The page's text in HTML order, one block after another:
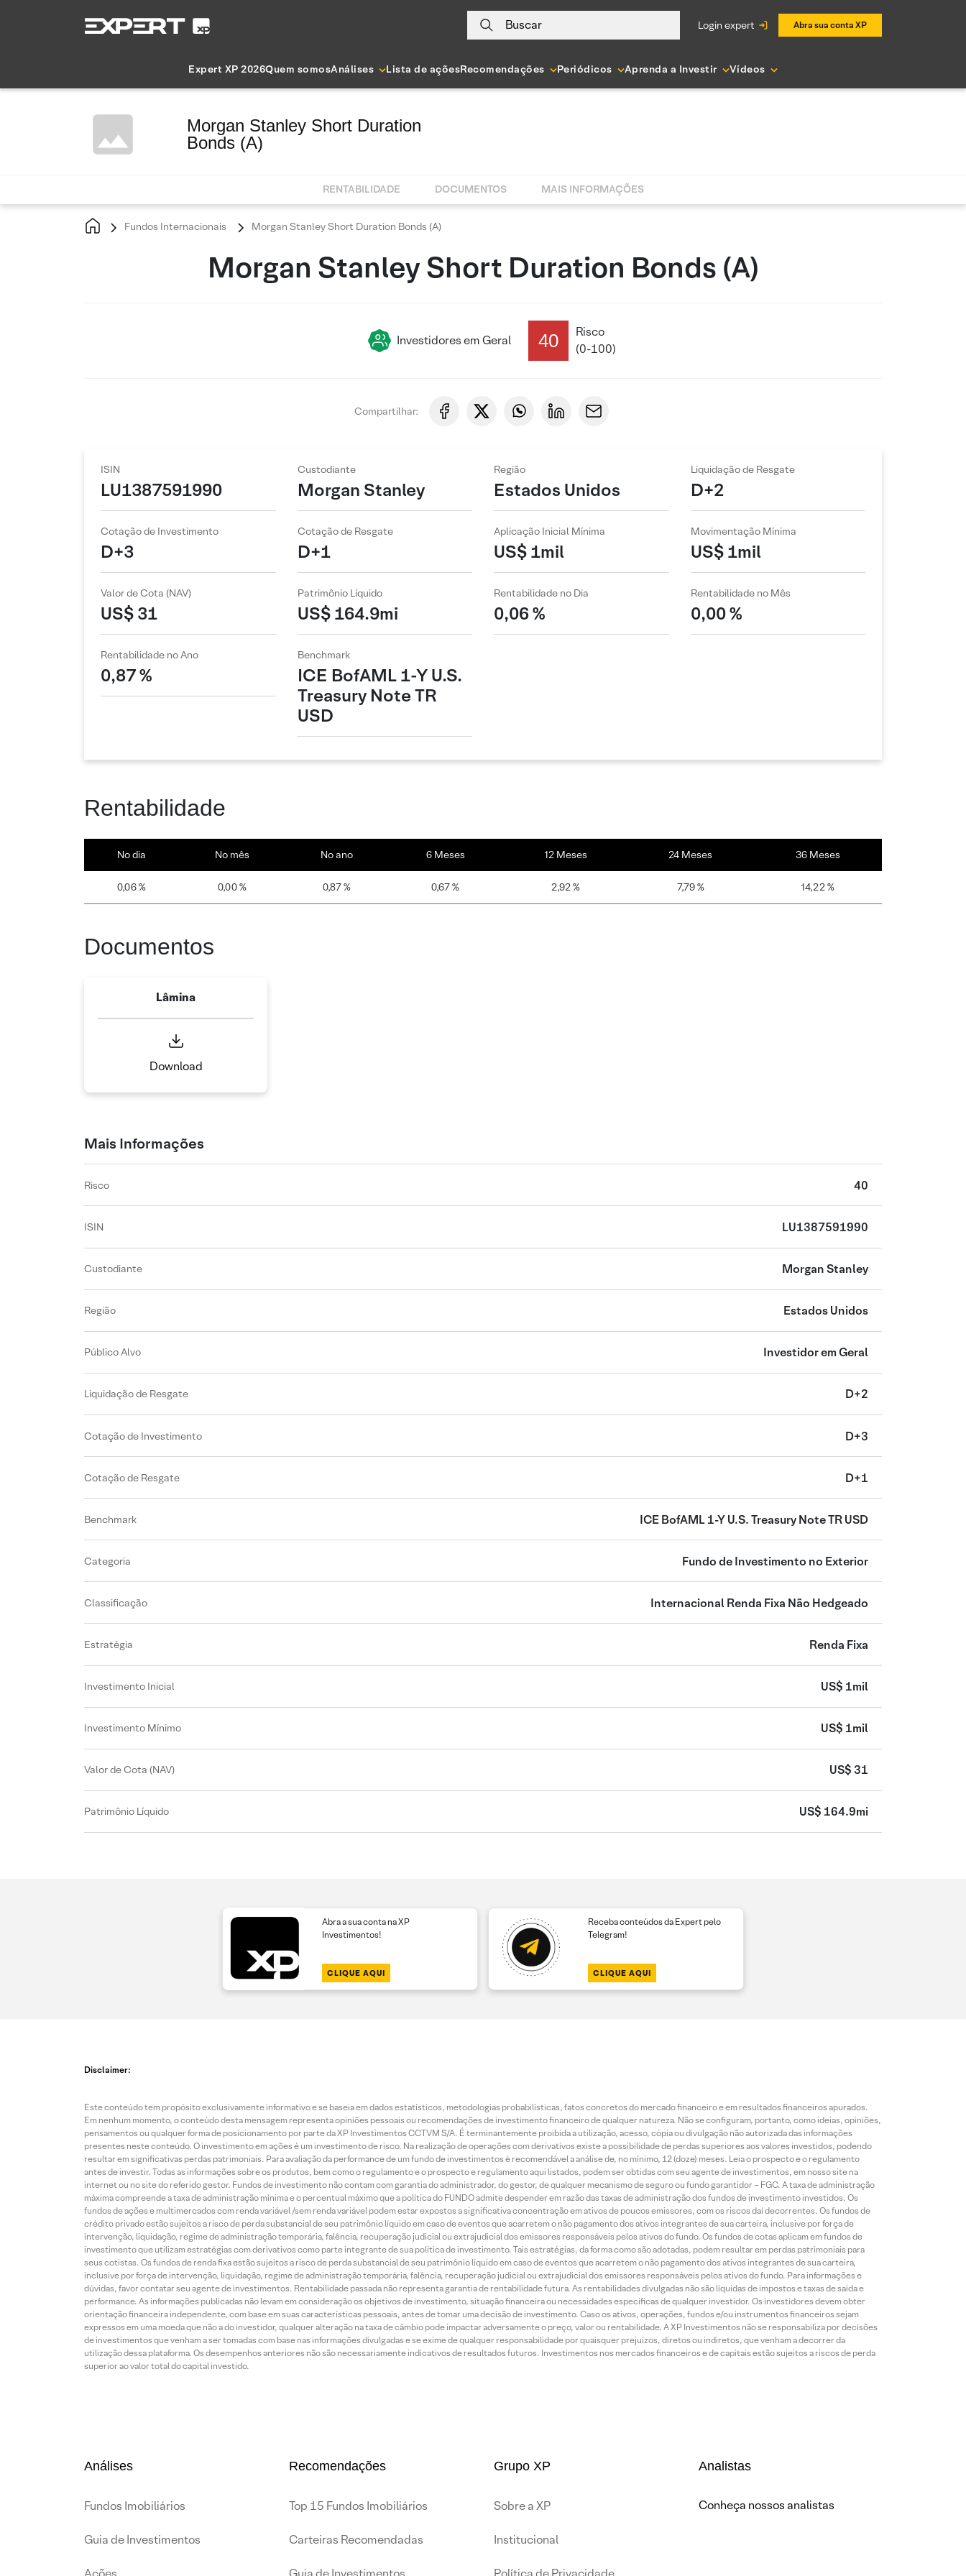
Buscar login expert Abra sua conta XP
Expert XP 2026Quem somosAnálises Lista de açõesRecomendações Periódicos Aprenda a Investir Vídeos
Morgan Stanley Short Duration
Bonds (A)
RENTABILIDADE DOCUMENTOS MAIS INFORMAÇÕES
Fundos Internacionais Morgan Stanley Short Duration Bonds (A)
Morgan Stanley Short Duration Bonds (A)
Investidores em Geral 40
Risco
(0-100)
Compartilhar:
ISIN
LU1387591990
Custodiante
Morgan Stanley
Região
Estados Unidos
Liquidação de Resgate
D+2
Cotação de Investimento
D+3
Cotação de Resgate
D+1
Aplicação Inicial Mínima
US$ 1mil
Movimentação Mínima
US$ 1mil
Valor de Cota (NAV)
US$ 31
Patrimônio Líquido
US$ 164.9mi
Rentabilidade no Dia
0,06 %
Rentabilidade no Mês
0,00 %
Rentabilidade no Ano
0,87 %
Benchmark
ICE BofAML 1-Y U.S.
Treasury Note TR
USD
Rentabilidade
No dia No mês No ano 6 Meses 12 Meses 24 Meses 36 Meses
0,06 % 0,00 % 0,87 % 0,67 % 2,92 % 7,79 % 14,22 %
Documentos
Lâmina
Download
Mais Informações
Risco 40
ISIN LU1387591990
Custodiante Morgan Stanley
Região Estados Unidos
Público Alvo Investidor em Geral
Liquidação de Resgate D+2
Cotação de Investimento D+3
Cotação de Resgate D+1
Benchmark ICE BofAML 1-Y U.S. Treasury Note TR USD
Categoria Fundo de Investimento no Exterior
Classificação Internacional Renda Fixa Não Hedgeado
Estratégia Renda Fixa
Investimento Inicial US$ 1mil
Investimento Mínimo US$ 1mil
Valor de Cota (NAV) US$ 31
Patrimônio Líquido US$ 164.9mi
Abra a sua conta na XP
Investimentos!
CLIQUE AQUI
Receba conteúdos da Expert pelo
Telegram!
CLIQUE AQUI
Disclaimer:
Este conteúdo tem propósito exclusivamente informativo e se baseia em dados estatísticos, metodologias probabilísticas, fatos concretos do mercado financeiro e em resultados financeiros apurados.
Em nenhum momento, o conteúdo desta mensagem representa opiniões pessoais ou recomendações de investimento financeiro de qualquer natureza. Não se configuram, portanto, como ideias, opiniões,
pensamentos ou qualquer forma de posicionamento por parte da XP Investimentos CCTVM S/A. É terminantemente proibida a utilização, acesso, cópia ou divulgação não autorizada das informações
presentes neste conteúdo. O investimento em ações é um investimento de risco. Na realização de operações com derivativos existe a possibilidade de perdas superiores aos valores investidos, podendo
resultar em significativas perdas patrimoniais. Para avaliação da performance de um fundo de investimentos é recomendável a análise de, no mínimo, 12 (doze) meses. Leia o prospecto e o regulamento
antes de investir. Todas as informações sobre os produtos, bem como o regulamento e o prospecto e regulamento aqui listados, podem ser obtidas com seu agente de investimentos, em nosso site na
internet ou no site do referido gestor. Fundos de investimento não contam com garantia do administrador, do gestor, de qualquer mecanismo de seguro ou fundo garantidor – FGC. A taxa de administração
máxima compreende a taxa de administração mínima e o percentual máximo que a política do FUNDO admite despender em razão das taxas de administração dos fundos de investimento investidos. Os
fundos de ações e multimercados com renda variável /sem renda variável podem estar expostos a significativa concentração em ativos de poucos emissores, com os riscos daí decorrentes. Os fundos de
crédito privado estão sujeitos a risco de perda substancial de seu patrimônio líquido em caso de eventos que acarretem o não pagamento dos ativos integrantes de sua carteira, inclusive por força de
intervenção, liquidação, regime de administração temporária, falência, recuperação judicial ou extrajudicial dos emissores responsáveis pelos ativos do fundo. Os fundos de cotas aplicam em fundos de
investimento que utilizam estratégias com derivativos como parte integrante de sua política de investimento. Tais estratégias, da forma como são adotadas, podem resultar em perdas patrimoniais para
seus cotistas. Os fundos de renda fixa estão sujeitos a risco de perda substancial de seu patrimônio líquido em caso de eventos que acarretem o não pagamento dos ativos integrantes de sua carteira,
inclusive por força de intervenção, liquidação, regime de administração temporária, falência, recuperação judicial ou extrajudicial dos emissores responsáveis pelos ativos do fundo. Para informações e
dúvidas, favor contatar seu agente de investimentos. Rentabilidade passada não representa garantia de rentabilidade futura. As rentabilidades divulgadas não são líquidas de impostos e taxas de saída e
performance. As informações publicadas não levam em consideração os objetivos de investimento, situação financeira ou necessidades específicas de qualquer investidor. Os investidores devem obter
orientação financeira independente, com base em suas características pessoais, antes de tomar uma decisão de investimento. Caso os ativos, operações, fundos e/ou instrumentos financeiros sejam
expressos em uma moeda que não a do investidor, qualquer alteração na taxa de câmbio pode impactar adversamente o preço, valor ou rentabilidade. A XP Investimentos não se responsabiliza por decisões
de investimentos que venham a ser tomadas com base nas informações divulgadas e se exime de qualquer responsabilidade por quaisquer prejuízos, diretos ou indiretos, que venham a decorrer da
utilização dessa plataforma. Os desempenhos anteriores não são necessariamente indicativos de resultados futuros. Investimentos nos mercados financeiros e de capitais estão sujeitos a riscos de perda
superior ao valor total do capital investido.
Análises
Fundos Imobiliários
Guia de Investimentos
Recomendações
Top 15 Fundos Imobiliários
Carteiras Recomendadas
Grupo XP
Sobre a XP
Institucional
Analistas
Conheça nossos analistas